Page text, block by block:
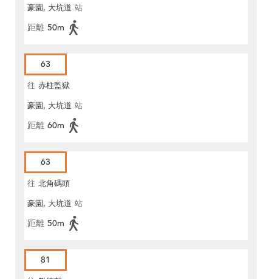
豪園, 大坑道 站
距離 50m
63
往 赤柱監獄
豪園, 大坑道 站
距離 60m
63
往 北角碼頭
豪園, 大坑道 站
距離 50m
81